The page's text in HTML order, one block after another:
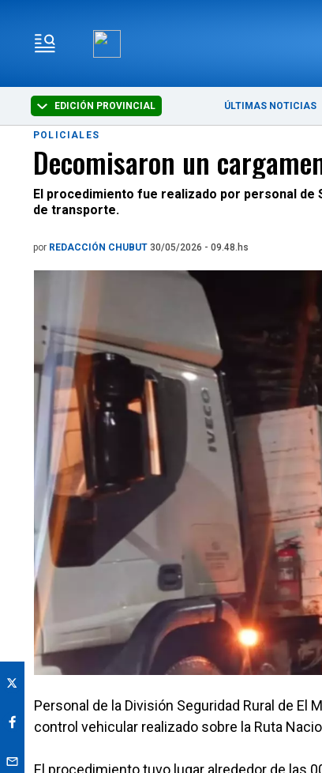
EDICIÓN PROVINCIAL ÚLTIMAS NOTICIAS
POLICIALES
Decomisaron un
El procedimiento fue realizado por personal de
de transporte.
por REDACCIÓN CHUBUT 30/05/2026 - 09.48.hs
Personal de la División Seguridad Rural de
control vehicular realizado sobre la Ruta
El procedimiento tuvo lugar alrededor de las